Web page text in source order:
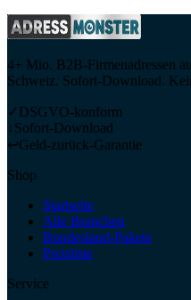
4+ Mio. B2B-Firmenadressen
Schweiz. Sofort-Download.
✓ DSGVO-konform
↓Sofort-Download
↩Geld-zurück-Garantie
Shop
Startseite
Alle Branchen
Bundesland-Pakete
Preisliste
Service